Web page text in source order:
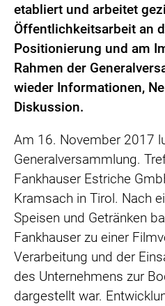
etabliert und arbeitet
Öffentlichkeitsarbeit an
Positionierung und am
Rahmen der
wieder Informationen,
Diskussion.
Am 16. November 2017
Generalversammlung.
Fankhauser Estriche
Kramsach in Tirol. Nach
Speisen und Getränken
Fankhauser zu einer
Verarbeitung und der
des Unternehmens zur
dargestellt war.